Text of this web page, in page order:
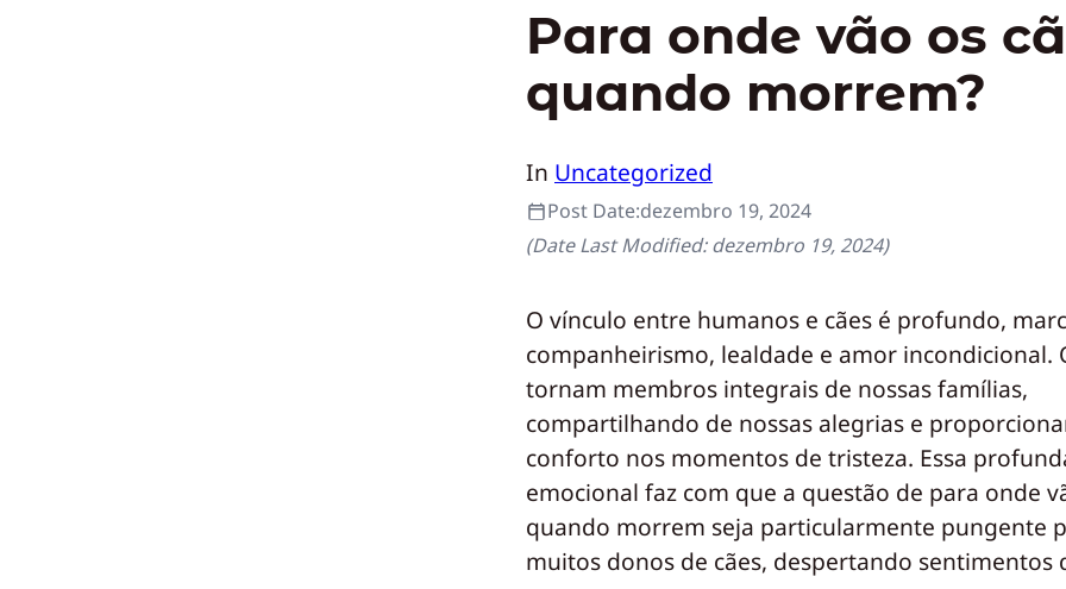
Para onde vão os
quando morrem?
In Uncategorized
Post Date:dezembro 19, 2024
(Date Last Modified:dezembro 19, 2024)
O vínculo entre humanos e cães é profundo,
companheirismo, lealdade e amor incondicional.
tornam membros integrais de nossas famílias,
compartilhando de nossas alegrias e
conforto nos momentos de tristeza. Essa
emocional faz com que a questão de para onde
quando morrem seja particularmente pungente
muitos donos de cães, despertando sentimentos